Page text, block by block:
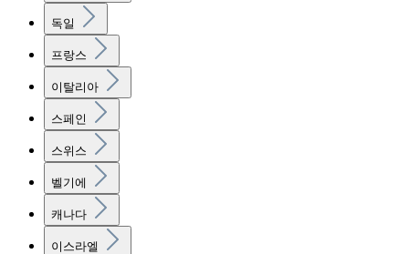
독일
프랑스
이탈리아
스페인
스위스
벨기에
캐나다
이스라엘